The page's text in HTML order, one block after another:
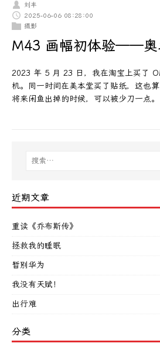
刘丰
2025-06-06 08:28:00
摄影
M43 画幅初体验——奥
2023 年 5 月 23 日，我在淘宝上买了
机。同一时间在美本堂买了贴纸，这也
将来闲鱼出掉的时候，可以被少刀一点。
近期文章
重读《乔布斯传》
拯救我的睡眠
暂别华为
我没有天赋！
出行难
分类